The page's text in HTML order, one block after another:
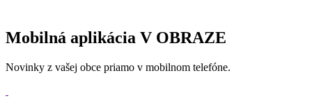
Mobilná aplikácia V OBRAZE
Novinky z vašej obce priamo v mobilnom telefóne.